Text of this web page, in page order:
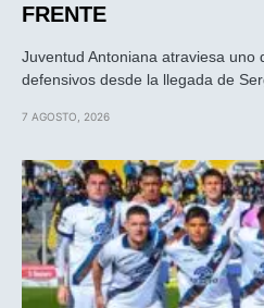
FRENTE
Juventud Antoniana atraviesa uno
defensivos desde la llegada de
7 AGOSTO, 2026